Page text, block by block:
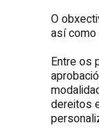
O
así como
Entre os
dereitos